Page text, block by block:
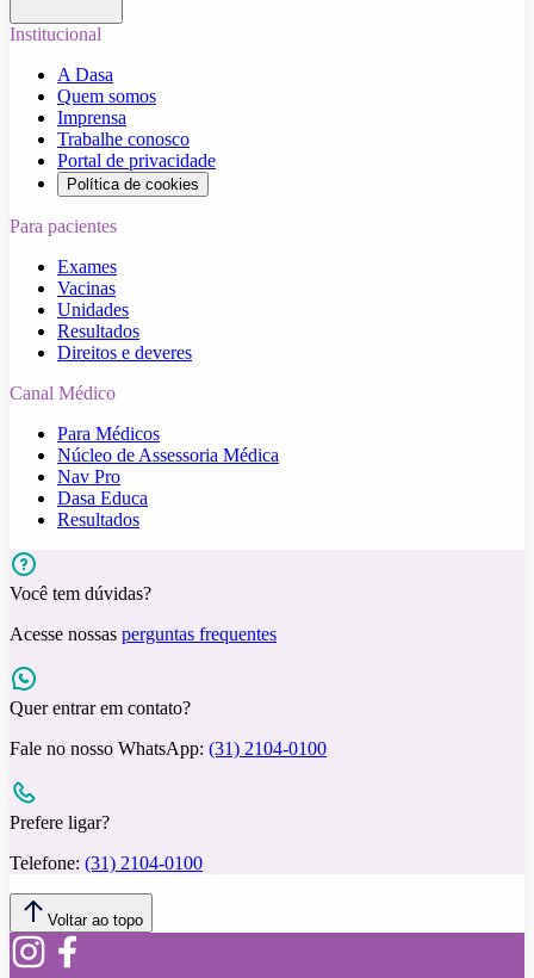
Institucional
A Dasa
Quem somos
Imprensa
Trabalhe conosco
Portal de privacidade
Política de cookies
Para pacientes
Exames
Vacinas
Unidades
Resultados
Direitos e deveres
Canal Médico
Para Médicos
Núcleo de Assessoria Médica
Nav Pro
Dasa Educa
Resultados
Você tem dúvidas?
Acesse nossas perguntas frequentes
Quer entrar em contato?
Fale no nosso WhatsApp: (31) 2104-0100
Prefere ligar?
Telefone: (31) 2104-0100
Voltar ao topo